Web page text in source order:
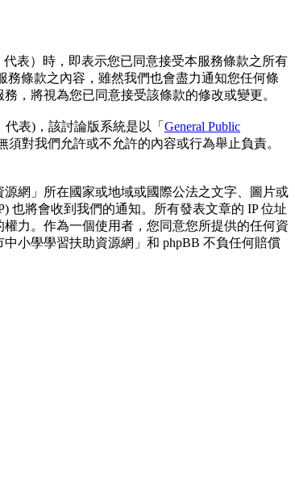
表）時，即表示您已同意接受本服務條款之所有
條款之內容，雖然我們也會盡力通知您任何條
，將視為您已同意接受該條款的修改或變更。
表)，該討論版系統是以「 General Public
對我們允許或不允許的內容或行為舉止負責。
網」所在國家或地域或國際公法之文字、圖片或
也將會收到我們的通知。所有發表文章的 IP 位址
力。作為一個使用者，您同意您所提供的任何資
小學學習扶助資源網」和 phpBB 不負任何賠償